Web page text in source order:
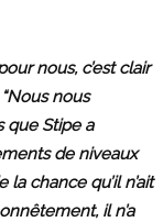
nous, c’est clair
nous
que Stipe a
de niveaux
chance qu’il n’ait
il n’a